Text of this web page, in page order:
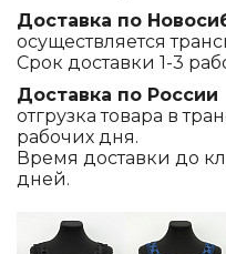
Доставка по
осуществляется
Срок доставки 1-3
Доставка по России
отгрузка товара в
рабочих дня.
Время доставки до
дней.